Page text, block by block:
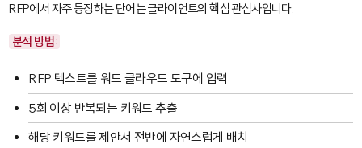
RFP에서 자주 등장하는 단어는 클라이언트의 핵심 관심사입니다.
분석 방법:
RFP 텍스트를 워드 클라우드 도구에 입력
5회 이상 반복되는 키워드 추출
해당 키워드를 제안서 전반에 자연스럽게 배치